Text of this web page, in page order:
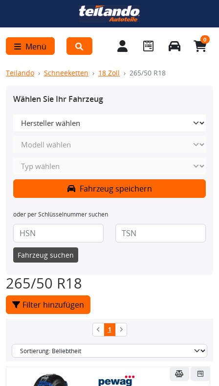
Menü
0
Teilando Schneeketten 18 Zoll 265/50 R18
Wählen Sie Ihr Fahrzeug
Fahrzeug speichern
oder per Schlüsselnummer suchen
Fahrzeug suchen
265/50 R18
Filter hinzufügen
1